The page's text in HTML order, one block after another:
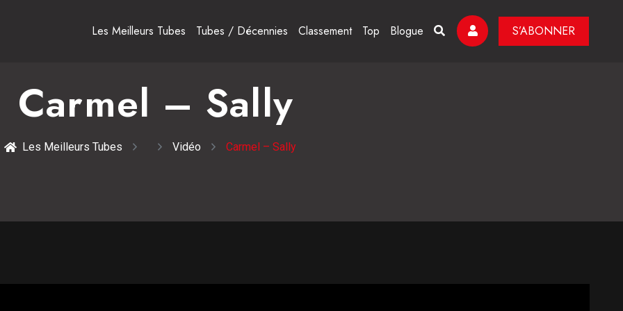
Les Meilleurs Tubes Tubes / Décennies Classement Top Blogue S’ABONNER
Carmel – Sally
Les Meilleurs Tubes Vidéo Carmel – Sally